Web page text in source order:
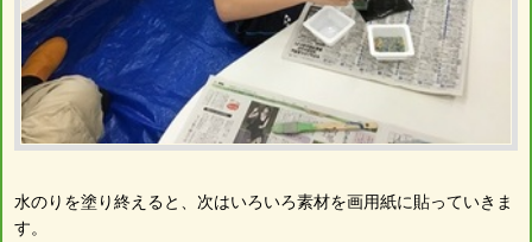
水のりを塗り終えると、次はいろいろ素材を画用紙に貼っていきま
す。